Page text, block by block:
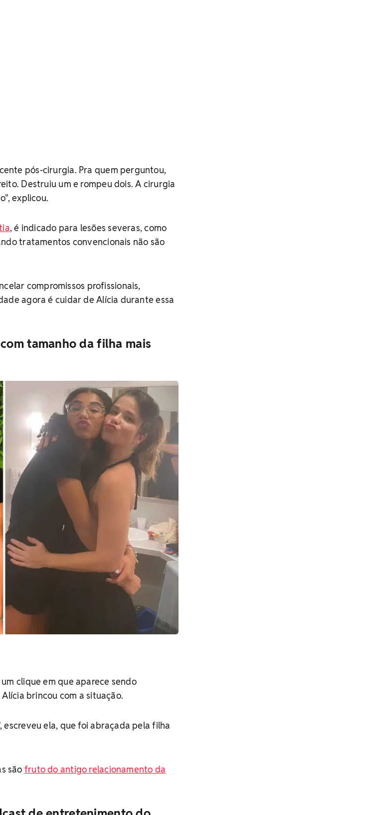
pós-cirurgia. Pra quem perguntou,
Destruiu um e rompeu dois. A cirurgia
explicou.
, é indicado para lesões severas, como
tratamentos convencionais não são
compromissos profissionais,
agora é cuidar de Alícia durante essa
tamanho da filha mais
clique em que aparece sendo
brincou com a situação.
escreveu ela, que foi abraçada pela filha
são fruto do antigo relacionamento da